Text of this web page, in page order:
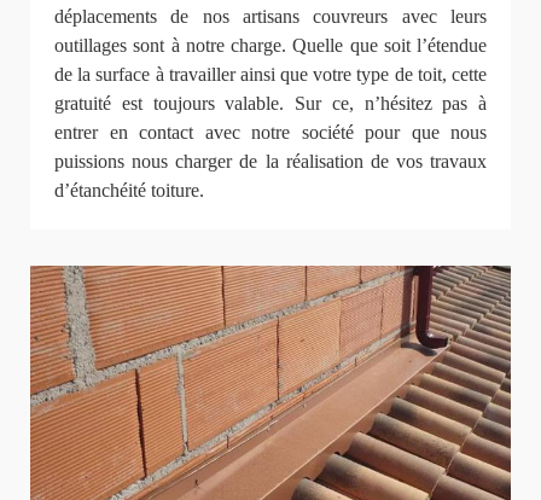
déplacements de nos artisans couvreurs avec leurs
outillages sont à notre charge. Quelle que soit l’étendue
de la surface à travailler ainsi que votre type de toit, cette
gratuité est toujours valable. Sur ce, n’hésitez pas à
entrer en contact avec notre société pour que nous
puissions nous charger de la réalisation de vos travaux
d’étanchéité toiture.